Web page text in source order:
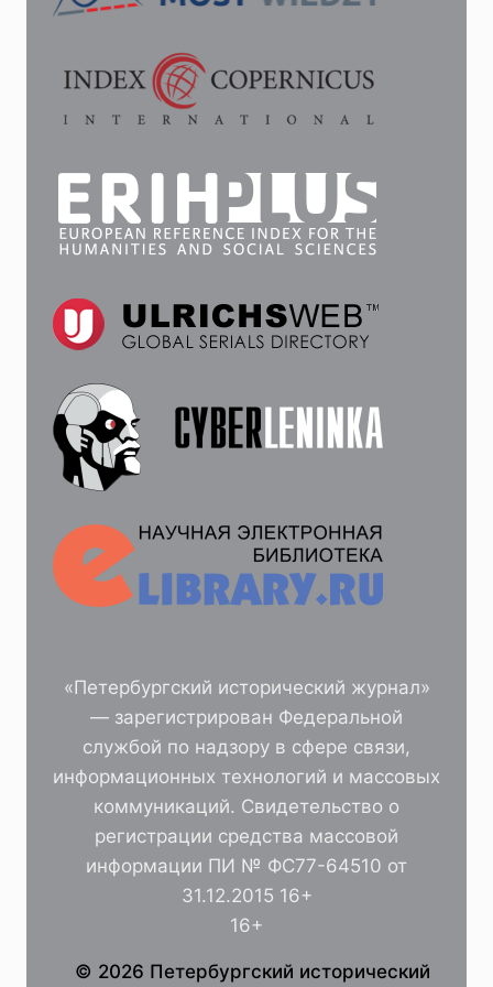
«Петербургский исторический журнал»
— зарегистрирован Федеральной
службой по надзору в сфере связи,
информационных технологий и массовых
коммуникаций. Свидетельство о
регистрации средства массовой
информации ПИ № ФС77-64510 от
31.12.2015 16+
16+
© 2026 Петербургский исторический